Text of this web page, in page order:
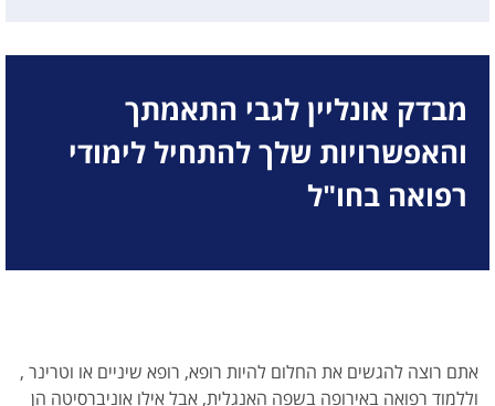
מבדק אונליין לגבי התאמתך
והאפשרויות שלך להתחיל לימודי
רפואה בחו"ל
אתם רוצה להגשים את החלום להיות רופא, רופא שיניים או וטרינר ,
וללמוד רפואה באירופה בשפה האנגלית, אבל אילו אוניברסיטה הן